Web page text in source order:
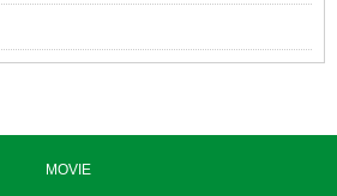
MOVIE